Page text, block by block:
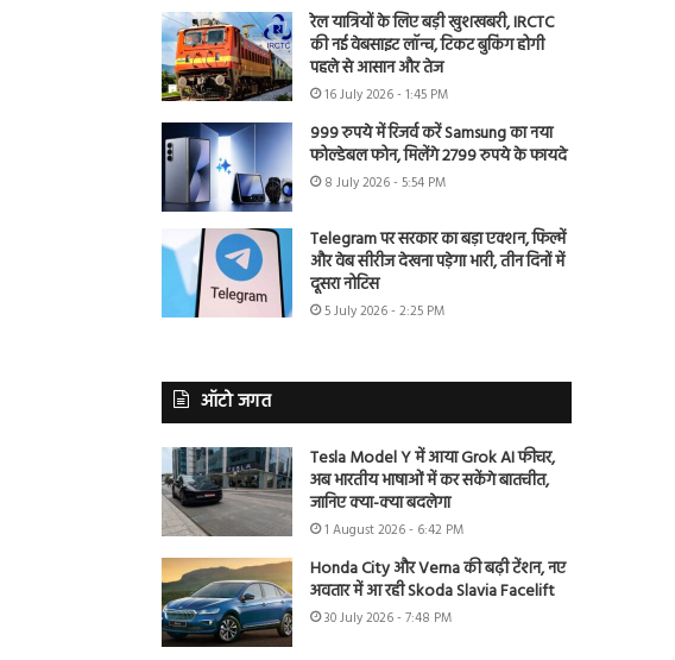
रेल यात्रियों के लिए बड़ी खुशखबरी, IRCTC
की नई वेबसाइट लॉन्च, टिकट बुकिंग होगी
पहले से आसान और तेज
16 July 2026 - 1:45 PM
999 रुपये में रिजर्व करें Samsung का नया
फोल्डेबल फोन, मिलेंगे 2799 रुपये के फायदे
8 July 2026 - 5:54 PM
Telegram पर सरकार का बड़ा एक्शन, फिल्में
और वेब सीरीज देखना पड़ेगा भारी, तीन दिनों में
दूसरा नोटिस
5 July 2026 - 2:25 PM
ऑटो जगत
Tesla Model Y में आया Grok AI फीचर,
अब भारतीय भाषाओं में कर सकेंगे बातचीत,
जानिए क्या-क्या बदलेगा
1 August 2026 - 6:42 PM
Honda City और Verna की बढ़ी टेंशन, नए
अवतार में आ रही Skoda Slavia Facelift
30 July 2026 - 7:48 PM